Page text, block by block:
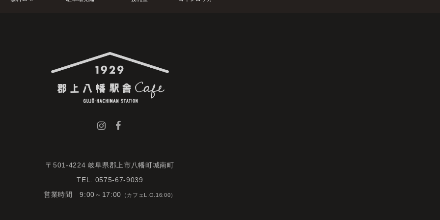
〒501-4224 岐阜県郡上市八幡町城南町
TEL. 0575-67-9039
営業時間 9:00～17:00 （カフェL.O.16:00）